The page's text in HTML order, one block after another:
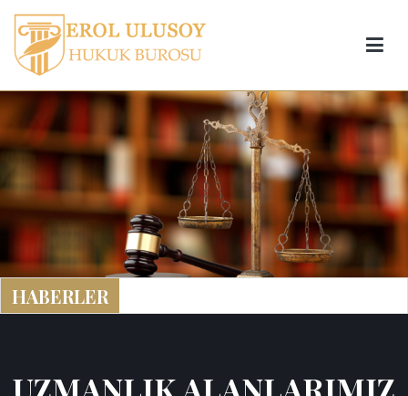
Prof. Dr. Erol Ulusoy
HABERLER